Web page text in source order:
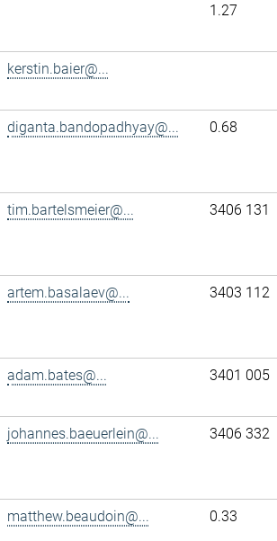
1.27
kerstin.baier@...
diganta.bandopadhyay@... 0.68
tim.bartelsmeier@... 3406 131
artem.basalaev@... 3403 112
adam.bates@... 3401 005
johannes.baeuerlein@... 3406 332
matthew.beaudoin@... 0.33